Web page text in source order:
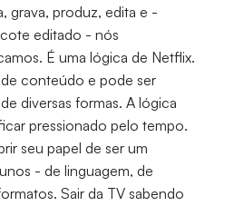
grava, produz, edita e -
editado - nós
É uma lógica de Netflix.
conteúdo e pode ser
diversas formas. A lógica
pressionado pelo tempo.
seu papel de ser um
- de linguagem, de
Sair da TV sabendo